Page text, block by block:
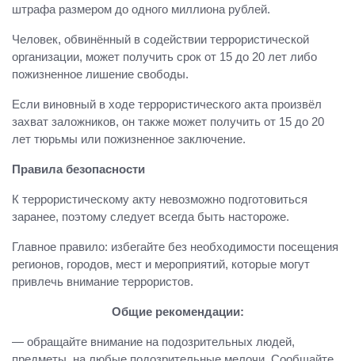
штрафа размером до одного миллиона рублей.
Человек, обвинённый в содействии террористической
организации, может получить срок от 15 до 20 лет либо
пожизненное лишение свободы.
Если виновный в ходе террористического акта произвёл
захват заложников, он также может получить от 15 до 20
лет тюрьмы или пожизненное заключение.
Правила безопасности
К террористическому акту невозможно подготовиться
заранее, поэтому следует всегда быть настороже.
Главное правило: избегайте без необходимости посещения
регионов, городов, мест и мероприятий, которые могут
привлечь внимание террористов.
Общие рекомендации:
— обращайте внимание на подозрительных людей,